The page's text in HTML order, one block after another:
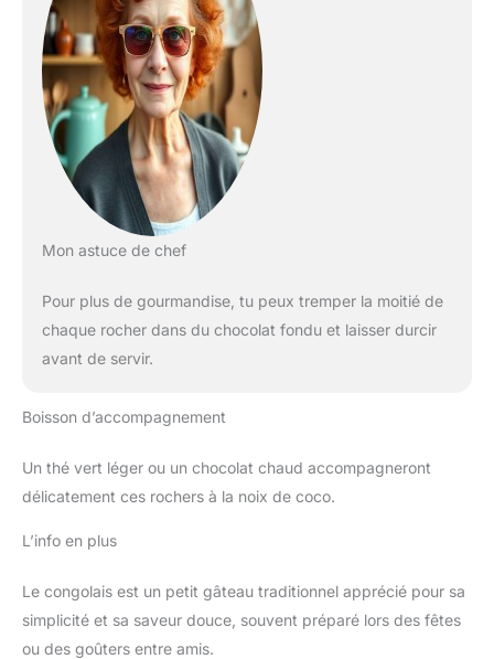
Mon astuce de chef
Pour plus de gourmandise, tu peux tremper la moitié de
chaque rocher dans du chocolat fondu et laisser durcir
avant de servir.
Boisson d’accompagnement
Un thé vert léger ou un chocolat chaud accompagneront
délicatement ces rochers à la noix de coco.
L’info en plus
Le congolais est un petit gâteau traditionnel apprécié pour sa
simplicité et sa saveur douce, souvent préparé lors des fêtes
ou des goûters entre amis.